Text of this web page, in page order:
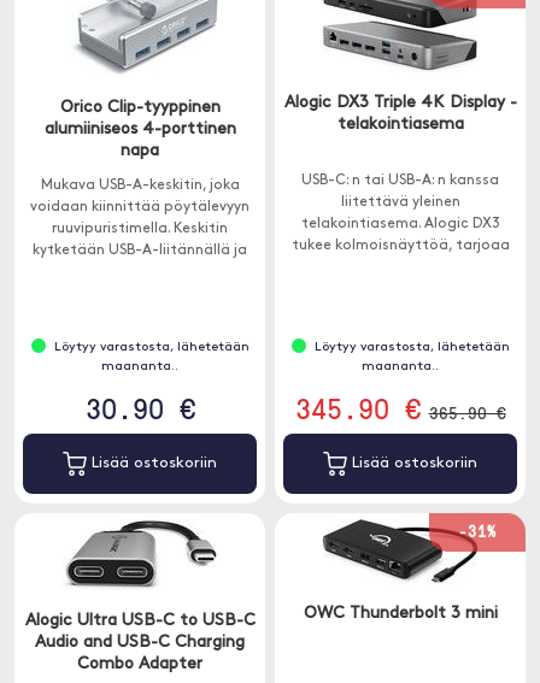
Orico Clip-tyyppinen
alumiiniseos 4-porttinen
napa
Mukava USB-A-keskitin, joka
voidaan kiinnittää pöytälevyyn
ruuvipuristimella. Keskitin
kytketään USB-A-liitännällä ja
liittämisen varmistamiseksi.
Löytyy varastosta, lähetetään
maananta..
30.90 €
Lisää ostoskoriin
Alogic DX3 Triple 4K Display -
telakointiasema
USB-C: n tai USB-A: n kanssa
liitettävä yleinen
telakointiasema. Alogic DX3
tukee kolmoisnäyttöä, tarjoaa
Löytyy varastosta, lähetetään
maananta..
345.90 € 365.90 €
Lisää ostoskoriin
Alogic Ultra USB-C to USB-C
Audio and USB-C Charging
Combo Adapter
-31%
OWC Thunderbolt 3 mini